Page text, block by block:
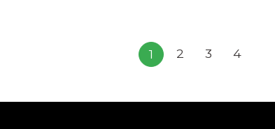
swojej specyficznej diecie […]
1 2 3 4